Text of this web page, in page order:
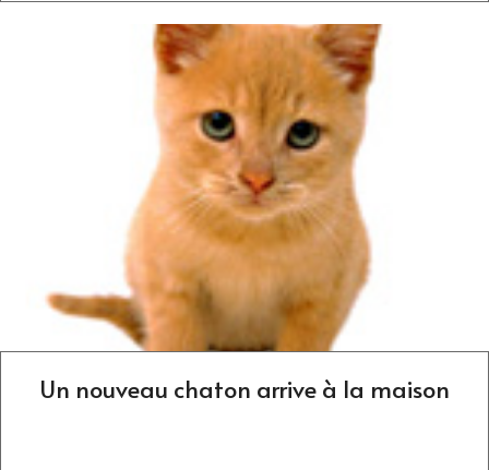
Un nouveau chaton arrive à la maison